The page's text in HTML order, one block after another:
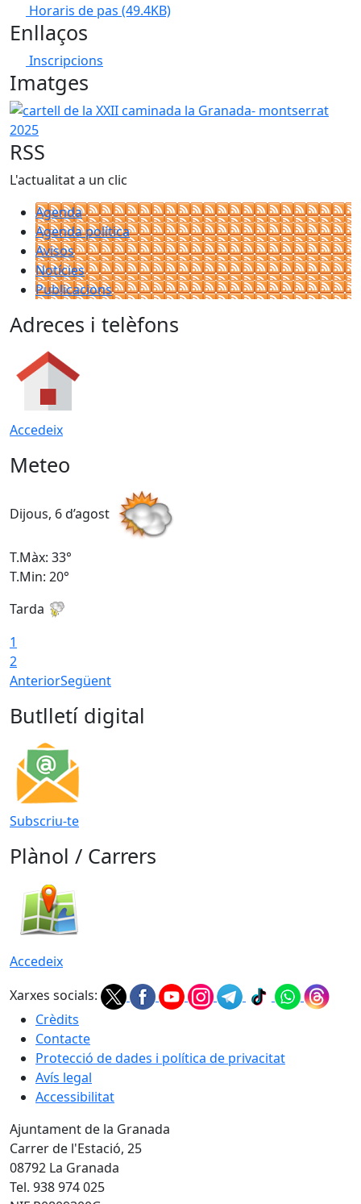
Horaris de pas (49.4KB)
Enllaços
Inscripcions
Imatges
cartell de la XXII caminada la Granada- montserrat 2025
RSS
L'actualitat a un clic
Agenda
Agenda política
Avisos
Notícies
Publicacions
Adreces i telèfons
Accedeix
Meteo
Dijous, 6 d’agost
T.Màx: 33°
T.Min: 20°
Tarda
1
2
AnteriorSegüent
Butlletí digital
Subscriu-te
Plànol / Carrers
Accedeix
Xarxes socials:
Crèdits
Contacte
Protecció de dades i política de privacitat
Avís legal
Accessibilitat
Ajuntament de la Granada
Carrer de l'Estació, 25
08792 La Granada
Tel. 938 974 025